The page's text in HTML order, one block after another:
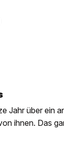
Jahr über ein
ihnen. Das